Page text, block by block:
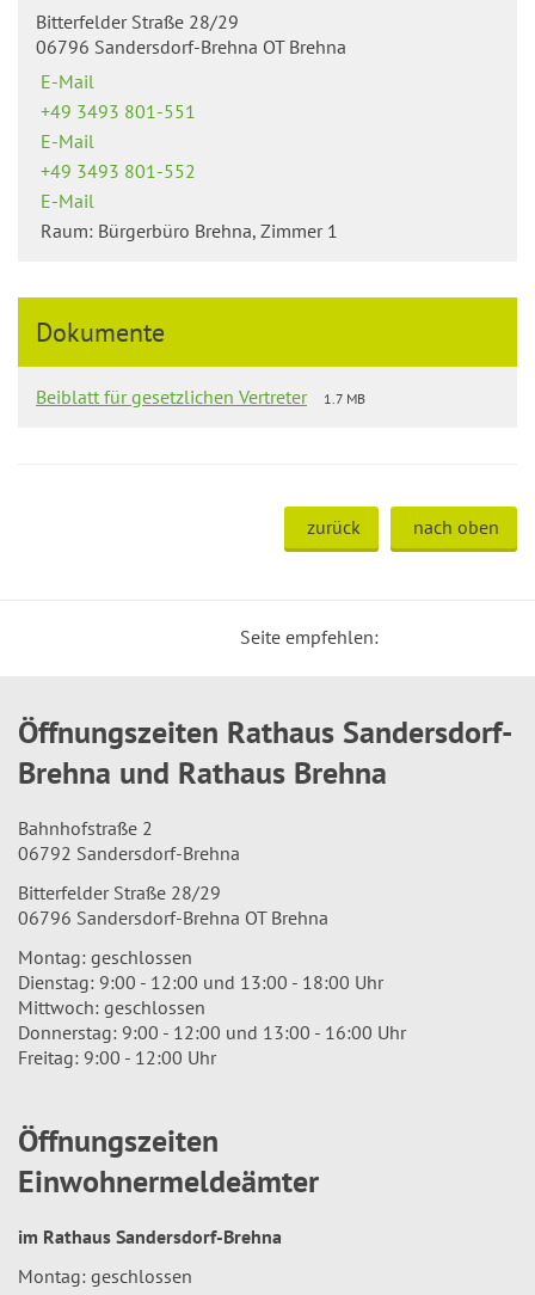
Bitterfelder Straße 28/29
06796 Sandersdorf-Brehna OT Brehna
E-Mail
+49 3493 801-551
E-Mail
+49 3493 801-552
E-Mail
Raum: Bürgerbüro Brehna, Zimmer 1
Dokumente
Beiblatt für gesetzlichen Vertreter 1.7 MB
zurück nach oben
Seite empfehlen:
Öffnungszeiten Rathaus Sandersdorf-
Brehna und Rathaus Brehna
Bahnhofstraße 2
06792 Sandersdorf-Brehna
Bitterfelder Straße 28/29
06796 Sandersdorf-Brehna OT Brehna
Montag: geschlossen
Dienstag: 9:00 - 12:00 und 13:00 - 18:00 Uhr
Mittwoch: geschlossen
Donnerstag: 9:00 - 12:00 und 13:00 - 16:00 Uhr
Freitag: 9:00 - 12:00 Uhr
Öffnungszeiten
Einwohnermeldeämter
im Rathaus Sandersdorf-Brehna
Montag: geschlossen